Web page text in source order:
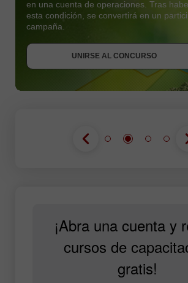
en una cuenta de operaciones. Tras
esta condición, se convertirá en un
campaña.
UNIRSE AL CONCURSO
¡Abra una cuenta y
cursos de
gratis!